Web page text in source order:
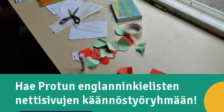
Hae Protun englanninkielisten
nettisivujen käännöstyöryhmään!